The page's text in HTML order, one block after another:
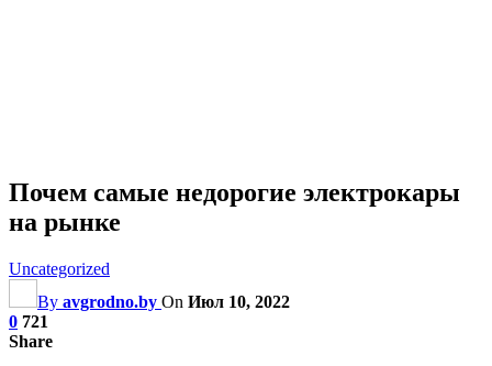
Почем самые недорогие электрокары
на рынке
Uncategorized
By avgrodno.by On Июл 10, 2022
0 721
Share